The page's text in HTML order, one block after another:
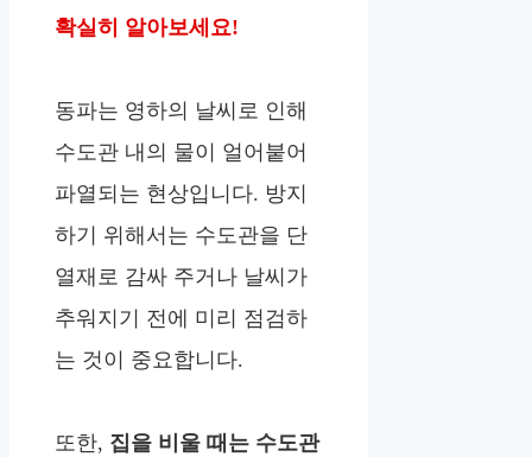
확실히 알아보세요!
동파는 영하의 날씨로 인해
수도관 내의 물이 얼어붙어
파열되는 현상입니다. 방지
하기 위해서는 수도관을 단
열재로 감싸 주거나 날씨가
추워지기 전에 미리 점검하
는 것이 중요합니다.
또한, 집을 비울 때는 수도관